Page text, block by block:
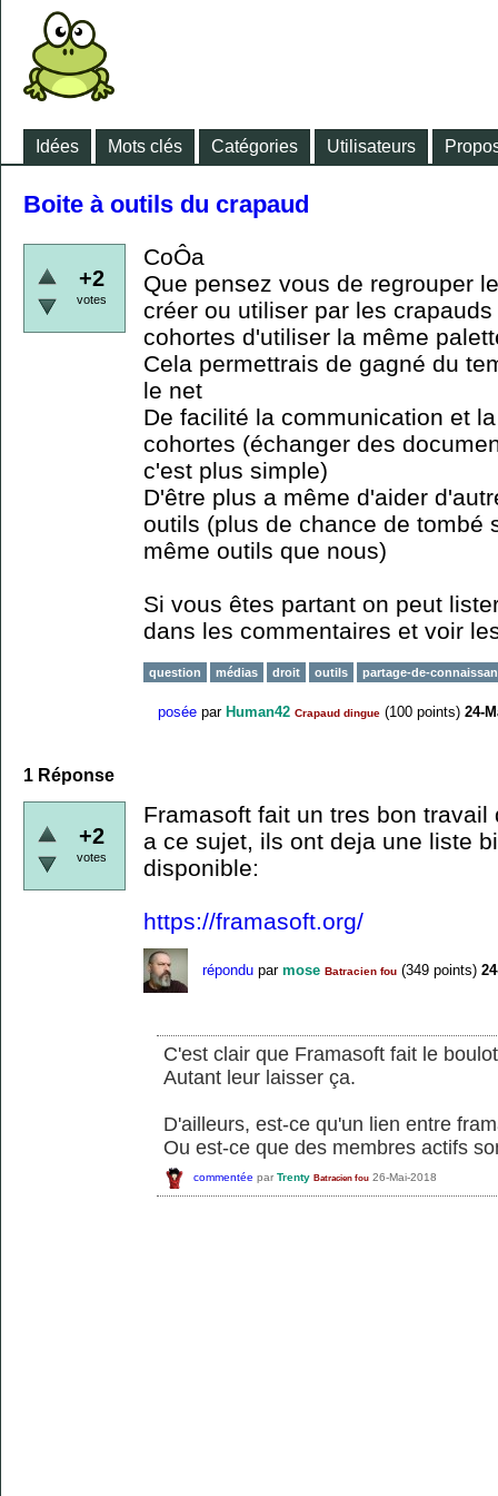
Idées Mots clés Catégories Utilisateurs
Boite à outils du crapaud
+2
votes
CoÔa
Que pensez vous de regrouper
créer ou utiliser par les
cohortes d'utiliser la même
Cela permettrais de gagné du
le net
De facilité la communication et
cohortes (échanger des
c'est plus simple)
D'être plus a même d'aider
outils (plus de chance de tombé
même outils que nous)
Si vous êtes partant on peut
dans les commentaires et voir
question médias droit outils partage-de-
posée par Human42 Crapaud dingue (100 points) 24-
1 Réponse
+2
votes
Framasoft fait un tres bon
a ce sujet, ils ont deja une liste
disponible:
https://framasoft.org/
répondu par mose Batracien fou (349 points)
C'est clair que Framasoft fait le
Autant leur laisser ça.
D'ailleurs, est-ce qu'un lien entre
Ou est-ce que des membres actifs
commentée par Trenty Batracien fou 26-Mai-2018